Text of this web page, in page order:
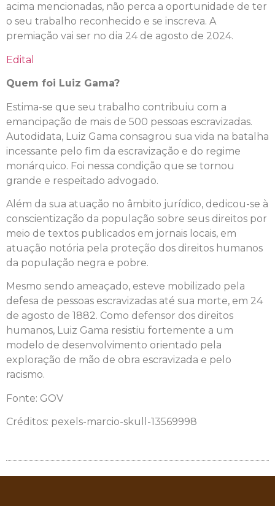
acima mencionadas, não perca a oportunidade de ter
o seu trabalho reconhecido e se inscreva. A
premiação vai ser no dia 24 de agosto de 2024.
Edital
Quem foi Luiz Gama?
Estima-se que seu trabalho contribuiu com a
emancipação de mais de 500 pessoas escravizadas.
Autodidata, Luiz Gama consagrou sua vida na batalha
incessante pelo fim da escravização e do regime
monárquico. Foi nessa condição que se tornou
grande e respeitado advogado.
Além da sua atuação no âmbito jurídico, dedicou-se à
conscientização da população sobre seus direitos por
meio de textos publicados em jornais locais, em
atuação notória pela proteção dos direitos humanos
da população negra e pobre.
Mesmo sendo ameaçado, esteve mobilizado pela
defesa de pessoas escravizadas até sua morte, em 24
de agosto de 1882. Como defensor dos direitos
humanos, Luiz Gama resistiu fortemente a um
modelo de desenvolvimento orientado pela
exploração de mão de obra escravizada e pelo
racismo.
Fonte: GOV
Créditos: pexels-marcio-skull-13569998